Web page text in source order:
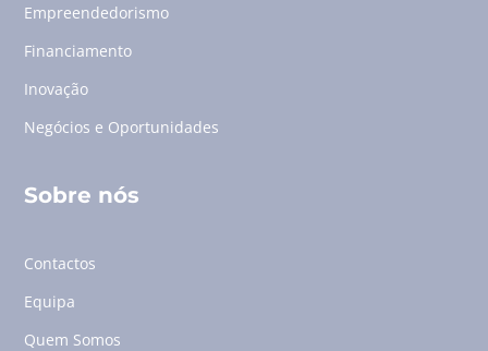
Empreendedorismo
Financiamento
Inovação
Negócios e Oportunidades
Sobre nós
Contactos
Equipa
Quem Somos